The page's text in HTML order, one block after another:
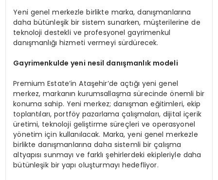
Yeni genel merkezle birlikte marka, danışmanlarına
daha bütünleşik bir sistem sunarken, müşterilerine de
teknoloji destekli ve profesyonel gayrimenkul
danışmanlığı hizmeti vermeyi sürdürecek.
Gayrimenkulde yeni nesil danışmanlık modeli
Premium Estate’in Ataşehir’de açtığı yeni genel
merkez, markanın kurumsallaşma sürecinde önemli bir
konuma sahip. Yeni merkez; danışman eğitimleri, ekip
toplantıları, portföy pazarlama çalışmaları, dijital içerik
üretimi, teknoloji geliştirme süreçleri ve operasyonel
yönetim için kullanılacak. Marka, yeni genel merkezle
birlikte danışmanlarına daha sistemli bir çalışma
altyapısı sunmayı ve farklı şehirlerdeki ekipleriyle daha
bütünleşik bir yapı oluşturmayı hedefliyor.